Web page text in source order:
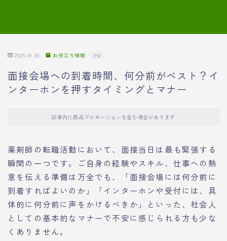
2025.10.30 お役立ち情報 PR
面接会場への到着時間、何分前がベスト？イ
ンターホンを押すタイミングとマナー
記事内に商品プロモーションを含む場合があります
薬剤師の転職活動において、面接当日は最も緊張する
瞬間の一つです。ご自身の経験やスキル、仕事への熱
意を伝える準備は万全でも、「面接会場には何分前に
到着すればよいのか」「インターホンや受付には、具
体的に何分前に声をかけるべきか」といった、社会人
としての基本的なマナーで不安に感じられる方も少な
くありません。